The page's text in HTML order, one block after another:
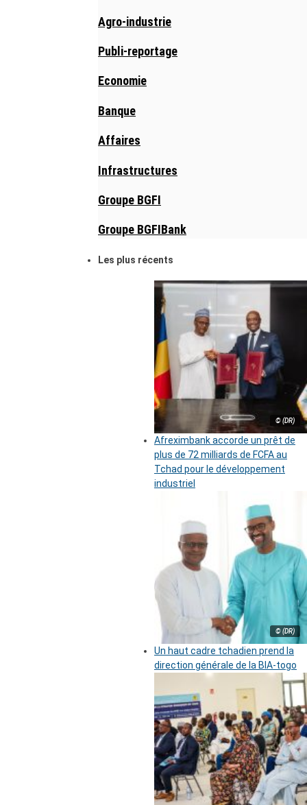
Agro-industrie
Publi-reportage
Economie
Banque
Affaires
Infrastructures
Groupe BGFI
Groupe BGFIBank
Les plus récents
© (DR)
Afreximbank accorde un prêt de
plus de 72 milliards de FCFA au
Tchad pour le développement
industriel
© (DR)
Un haut cadre tchadien prend la
direction générale de la BIA-togo